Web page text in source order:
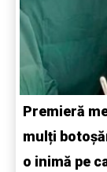
Premieră
mulți
o inimă pe